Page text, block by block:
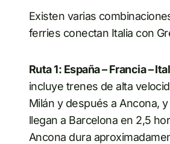
Existen varias
ferries conectan Italia con
Ruta 1: España – Francia –
incluye trenes de alta
Milán y después a Ancona,
llegan a Barcelona en 2,5
Ancona dura